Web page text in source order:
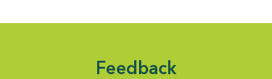
Feedback